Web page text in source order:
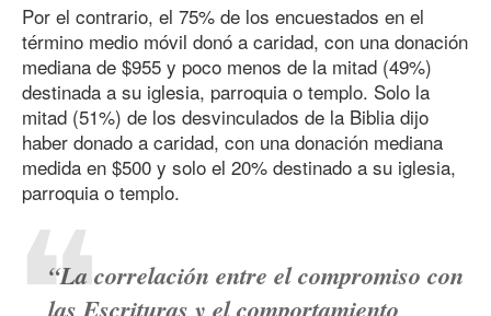
Por el contrario, el 75% de los encuestados en el
término medio móvil donó a caridad, con una donación
mediana de $955 y poco menos de la mitad (49%)
destinada a su iglesia, parroquia o templo. Solo la
mitad (51%) de los desvinculados de la Biblia dijo
haber donado a caridad, con una donación mediana
medida en $500 y solo el 20% destinado a su iglesia,
parroquia o templo.
“La correlación entre el compromiso con
las Escrituras y el comportamiento